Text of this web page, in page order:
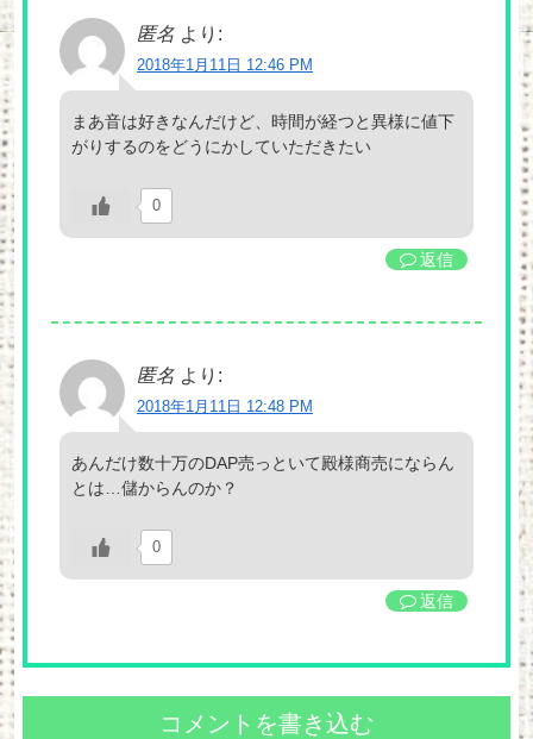
匿名 より:
2018年1月11日 12:46 PM
まあ音は好きなんだけど、時間が経つと異様に値下
がりするのをどうにかしていただきたい
0
返信
匿名 より:
2018年1月11日 12:48 PM
あんだけ数十万のDAP売っといて殿様商売にならん
とは…儲からんのか？
0
返信
コメントを書き込む